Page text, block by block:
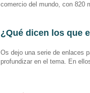
comercio del mundo, con 820
¿Qué dicen los que
Os dejo una serie de enlaces
profundizar en el tema. En